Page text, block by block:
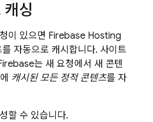
캐싱
이 있으면 Firebase Hosting
자동으로 캐시합니다. 사이트
는 새 요청에서 새 콘텐
캐시된 모든 정적 콘텐츠를 자
할 수 있습니다.